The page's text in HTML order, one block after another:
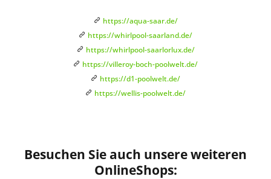
https://aqua-saar.de/
https://whirlpool-saarland.de/
https://whirlpool-saarlorlux.de/
https://villeroy-boch-poolwelt.de/
https://d1-poolwelt.de/
https://wellis-poolwelt.de/
Besuchen Sie auch unsere weiteren
OnlineShops: